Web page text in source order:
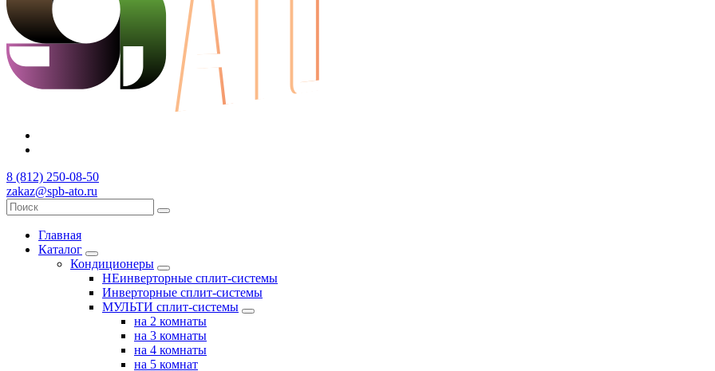
8 (812) 250-08-50
zakaz@spb-ato.ru
Главная
Каталог
Кондиционеры
НЕинверторные сплит-системы
Инверторные сплит-системы
МУЛЬТИ сплит-системы
на 2 комнаты
на 3 комнаты
на 4 комнаты
на 5 комнат